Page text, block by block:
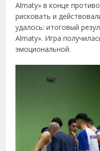
Almaty» в конце
рисковать и
удалось: итоговый
Almaty». Игра
эмоциональной.